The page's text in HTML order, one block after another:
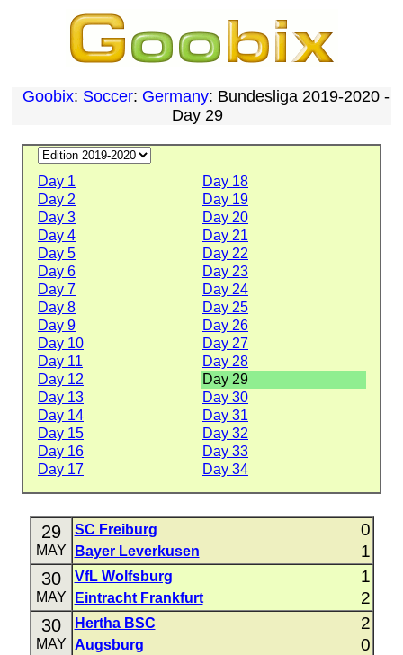
Goobix: Soccer: Germany: Bundesliga 2019-2020 -
Day 29
Day 1
Day 18
Day 2
Day 19
Day 3
Day 20
Day 4
Day 21
Day 5
Day 22
Day 6
Day 23
Day 7
Day 24
Day 8
Day 25
Day 9
Day 26
Day 10
Day 27
Day 11
Day 28
Day 12
Day 29
Day 13
Day 30
Day 14
Day 31
Day 15
Day 32
Day 16
Day 33
Day 17
Day 34
29
MAY
SC Freiburg 0
Bayer Leverkusen 1
30
MAY
VfL Wolfsburg 1
Eintracht Frankfurt 2
30
MAY
Hertha BSC 2
Augsburg 0